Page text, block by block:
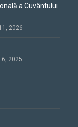
a Cuvântului
2026
2025